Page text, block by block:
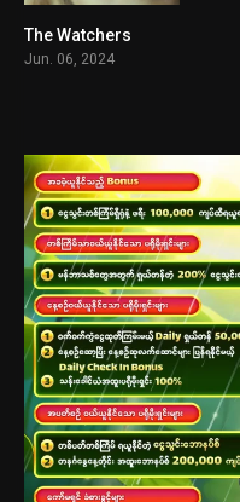
The Watchers
Jun. 06, 2024